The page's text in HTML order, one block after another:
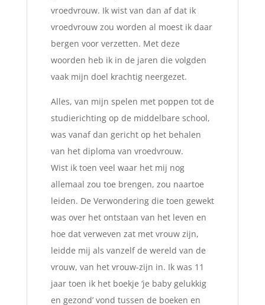
vroedvrouw. Ik wist van dan af dat ik
vroedvrouw zou worden al moest ik daar
bergen voor verzetten. Met deze
woorden heb ik in de jaren die volgden
vaak mijn doel krachtig neergezet.
Alles, van mijn spelen met poppen tot de
studierichting op de middelbare school,
was vanaf dan gericht op het behalen
van het diploma van vroedvrouw.
Wist ik toen veel waar het mij nog
allemaal zou toe brengen, zou naartoe
leiden. De Verwondering die toen gewekt
was over het ontstaan van het leven en
hoe dat verweven zat met vrouw zijn,
leidde mij als vanzelf de wereld van de
vrouw, van het vrouw-zijn in. Ik was 11
jaar toen ik het boekje ‘je baby gelukkig
en gezond’ vond tussen de boeken en